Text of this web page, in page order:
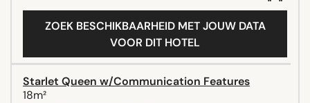
ZOEK BESCHIKBAARHEID MET JOUW DATA
VOOR DIT HOTEL
Starlet Queen w/Communication Features
18m²